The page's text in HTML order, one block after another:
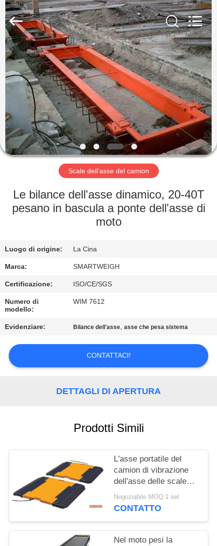
CASA
PRODOTTI
CIRCA
NOI
GIRO
FABBRICA
QUALITÀ
CONTATTICI
RICHIEDA
UNA
CITAZIONE
POLICY
2025
SMARTWEIGH
INSTRUMENT
CO.,LTD.
Rights
Reserved.
Scale dell'asse del camion
Le bilance dell'asse dinamico, 20-40T
pesano in bascula a ponte dell'asse di
moto
Luogo di origine: La Cina
Marca: SMARTWEIGH
Certificazione: ISO/CE/SGS
Numero di
modello:
WIM 7612
Evidenziare: Bilance dell'asse,asse che pesa sistema
CONTATTACI!
DETTAGLI DI APERTURA
Prodotti Simili
L'asse portatile del
camion di vibrazione
dell'asse delle scale
della ruota della
piattaforma resistente
Negoziabile MOQ:1 set
CONTATTO
Nel moto pesi la